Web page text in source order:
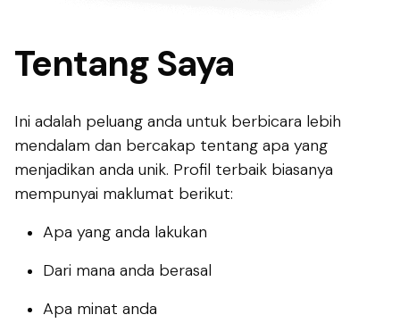
Tentang Saya
Ini adalah peluang anda untuk berbicara lebih
mendalam dan bercakap tentang apa yang
menjadikan anda unik. Profil terbaik biasanya
mempunyai maklumat berikut:
Apa yang anda lakukan
Dari mana anda berasal
Apa minat anda